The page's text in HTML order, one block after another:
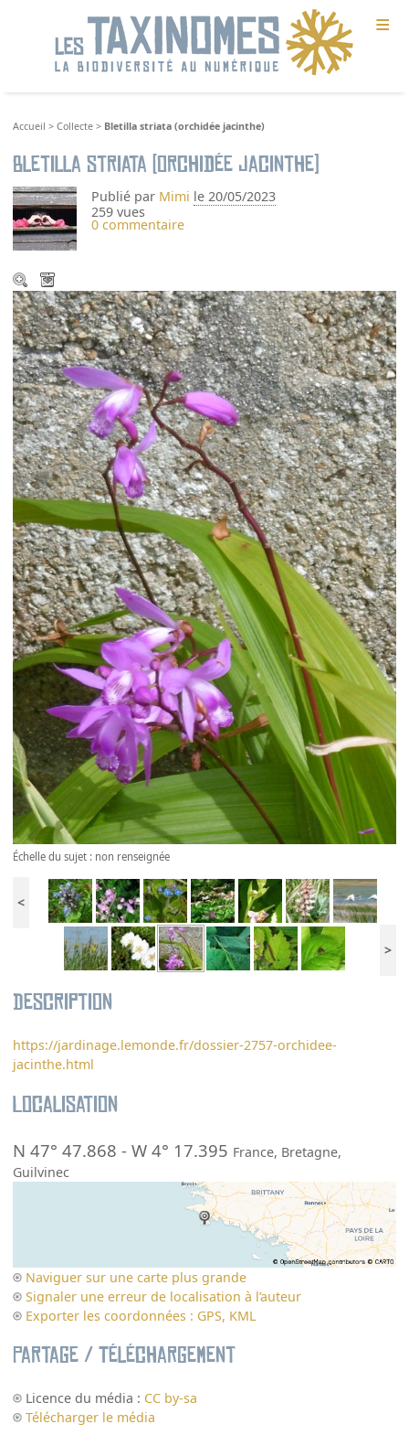
≡
Accueil >Collecte > Bletilla striata (orchidée jacinthe)
Bletilla striata (orchidée jacinthe)
Publié par Mimi le 20/05/2023
259 vues
0 commentaire
Échelle du sujet : non renseignée
<
>
Description
https://jardinage.lemonde.fr/dossier-2757-orchidee-
jacinthe.html
Localisation
N 47° 47.868 -W 4° 17.395 France, Bretagne,
Guilvinec
Naviguer sur une carte plus grande
Signaler une erreur de localisation à l’auteur
Exporter les coordonnées : GPS, KML
Partage / Téléchargement
Licence du média : CC by-sa
Télécharger le média